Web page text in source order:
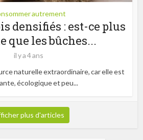
autrement
densifiés : est-ce plus
que les bûches...
il y a 4 ans
naturelle extraordinaire, car elle est
écologique et peu...
plus d'articles